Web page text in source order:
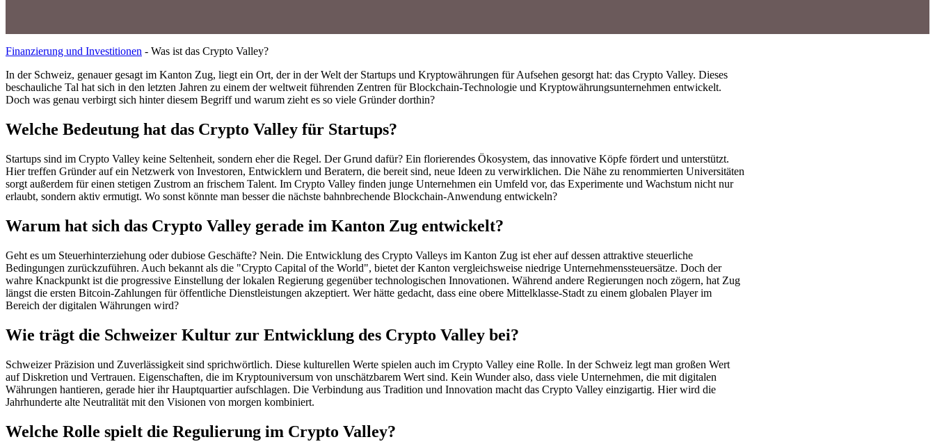
Finanzierung und Investitionen - Was ist das Crypto Valley?
In der Schweiz, genauer gesagt im Kanton Zug, liegt ein Ort, der in der Welt der Startups und Kryptowährungen für Aufsehen gesorgt hat: das Crypto Valley. Dieses
beschauliche Tal hat sich in den letzten Jahren zu einem der weltweit führenden Zentren für Blockchain-Technologie und Kryptowährungsunternehmen entwickelt.
Doch was genau verbirgt sich hinter diesem Begriff und warum zieht es so viele Gründer dorthin?
Welche Bedeutung hat das Crypto Valley für Startups?
Startups sind im Crypto Valley keine Seltenheit, sondern eher die Regel. Der Grund dafür? Ein florierendes Ökosystem, das innovative Köpfe fördert und unterstützt.
Hier treffen Gründer auf ein Netzwerk von Investoren, Entwicklern und Beratern, die bereit sind, neue Ideen zu verwirklichen. Die Nähe zu renommierten Universitäten
sorgt außerdem für einen stetigen Zustrom an frischem Talent. Im Crypto Valley finden junge Unternehmen ein Umfeld vor, das Experimente und Wachstum nicht nur
erlaubt, sondern aktiv ermutigt. Wo sonst könnte man besser die nächste bahnbrechende Blockchain-Anwendung entwickeln?
Warum hat sich das Crypto Valley gerade im Kanton Zug entwickelt?
Geht es um Steuerhinterziehung oder dubiose Geschäfte? Nein. Die Entwicklung des Crypto Valleys im Kanton Zug ist eher auf dessen attraktive steuerliche
Bedingungen zurückzuführen. Auch bekannt als die "Crypto Capital of the World", bietet der Kanton vergleichsweise niedrige Unternehmenssteuersätze. Doch der
wahre Knackpunkt ist die progressive Einstellung der lokalen Regierung gegenüber technologischen Innovationen. Während andere Regierungen noch zögern, hat Zug
längst die ersten Bitcoin-Zahlungen für öffentliche Dienstleistungen akzeptiert. Wer hätte gedacht, dass eine obere Mittelklasse-Stadt zu einem globalen Player im
Bereich der digitalen Währungen wird?
Wie trägt die Schweizer Kultur zur Entwicklung des Crypto Valley bei?
Schweizer Präzision und Zuverlässigkeit sind sprichwörtlich. Diese kulturellen Werte spielen auch im Crypto Valley eine Rolle. In der Schweiz legt man großen Wert
auf Diskretion und Vertrauen. Eigenschaften, die im Kryptouniversum von unschätzbarem Wert sind. Kein Wunder also, dass viele Unternehmen, die mit digitalen
Währungen hantieren, gerade hier ihr Hauptquartier aufschlagen. Die Verbindung aus Tradition und Innovation macht das Crypto Valley einzigartig. Hier wird die
Jahrhunderte alte Neutralität mit den Visionen von morgen kombiniert.
Welche Rolle spielt die Regulierung im Crypto Valley?